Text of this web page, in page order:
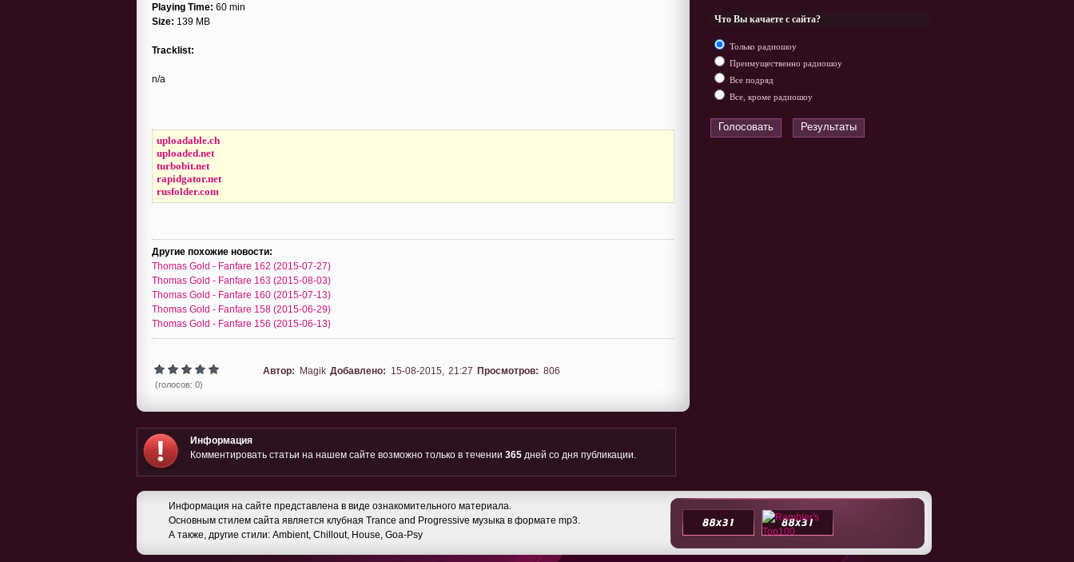
Playing Time: 60 min
Size: 139 MB
Tracklist:
n/a
uploadable.ch
uploaded.net
turbobit.net
rapidgator.net
rusfolder.com
Другие похожие новости:
Thomas Gold - Fanfare 162 (2015-07-27)
Thomas Gold - Fanfare 163 (2015-08-03)
Thomas Gold - Fanfare 160 (2015-07-13)
Thomas Gold - Fanfare 158 (2015-06-29)
Thomas Gold - Fanfare 156 (2015-06-13)
(голосов: 0)
Автор: Magik Добавлено: 15-08-2015, 21:27 Просмотров: 806
Информация
Комментировать статьи на нашем сайте возможно только в течении 365 дней со дня публикации.
Что Вы качаете с сайта?
Только радиошоу
Преимущественно радиошоу
Все подряд
Все, кроме радиошоу
Голосовать Результаты
Информация на сайте представлена в виде ознакомительного материала.
Основным стилем сайта является клубная Trance and Progressive музыка в формате mp3.
А также, другие стили: Ambient, Chillout, House, Goa-Psy